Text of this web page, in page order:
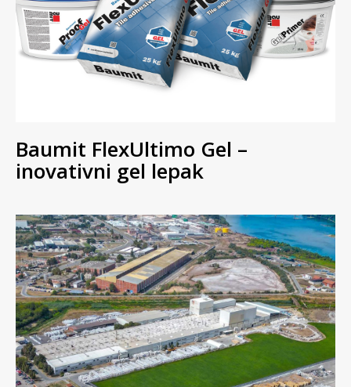
Baumit FlexUltimo Gel –
inovativni gel lepak